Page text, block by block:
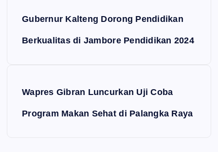
Gubernur Kalteng Dorong Pendidikan
Berkualitas di Jambore Pendidikan 2024
Wapres Gibran Luncurkan Uji Coba
Program Makan Sehat di Palangka Raya